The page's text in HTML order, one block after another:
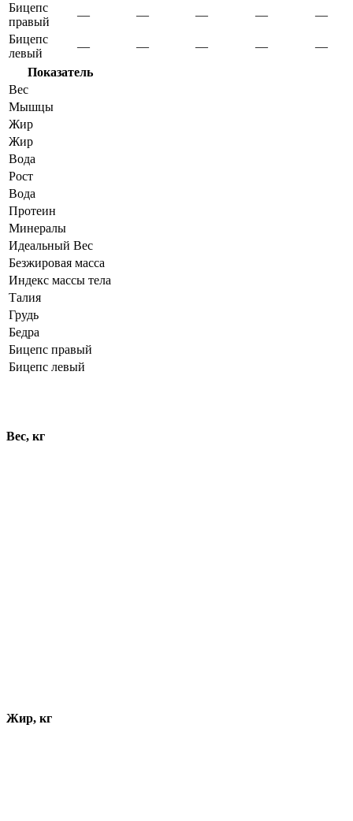
Бицепс
правый
— — — —
—
Бицепс
левый
— — — —
—
Показатель
Вес
Мышцы
Жир
Жир
Вода
Рост
Вода
Протеин
Минералы
Идеальный Вес
Безжировая масса
Индекс массы тела
Талия
Грудь
Бедра
Бицепс правый
Бицепс левый
Вес, кг
Жир, кг